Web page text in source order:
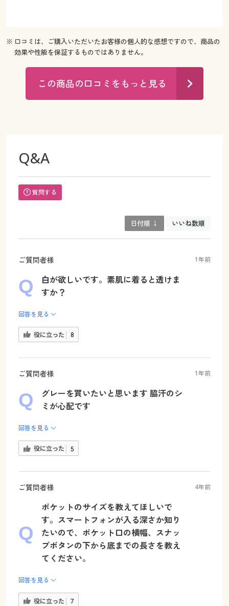
※ 口コミは、ご購入いただいたお客様の個人的な感想ですので、商品の
効果や性能を保証するものではありません。
この商品の口コミをもっと見る
Q&A
質問する
日付順 ↓ いいね数順
ご質問者様 1年前
白が欲しいです。素肌に着ると透けま
すか？
回答を見る
役に立った 8
ご質問者様 1年前
グレーを買いたいと思います 脇汗のシ
ミが心配です
回答を見る
役に立った 5
ご質問者様 4年前
ポケットのサイズを教えてほしいで
す。スマートフォンが入る深さか知り
たいので、ポケット口の横幅、スナッ
プボタンの下から底までの長さを教え
てください。
回答を見る
役に立った 7